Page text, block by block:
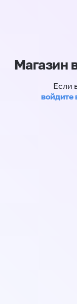
Магазин
Если
войдите